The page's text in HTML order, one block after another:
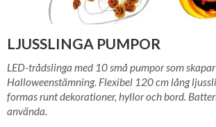
LJUSSLINGA PUMPOR
LED-trådslinga med 10 små pumpor som
Halloweenstämning. Flexibel 120 cm lång
formas runt dekorationer, hyllor och bord.
använda.